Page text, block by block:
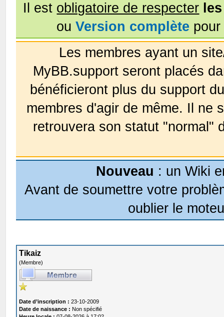
Il est obligatoire de respecter
ouVersion complète
Les membres ayant un
MyBB.support seront placés
bénéficieront plus du support
membres d'agir de même. Il ne
retrouvera son statut "normal"
Nouveau : un Wiki
Avant de soumettre votre
oublier le
Tikaiz
(Membre)
Date d’inscription : 23-10-2009
Date de naissance : Non spécifié